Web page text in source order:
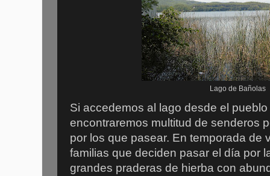
Lago de Bañolas
Si accedemos al lago desde el
encontraremos multitud de senderos
por los que pasear. En temporada de
familias que deciden pasar el día por
grandes praderas de hierba con